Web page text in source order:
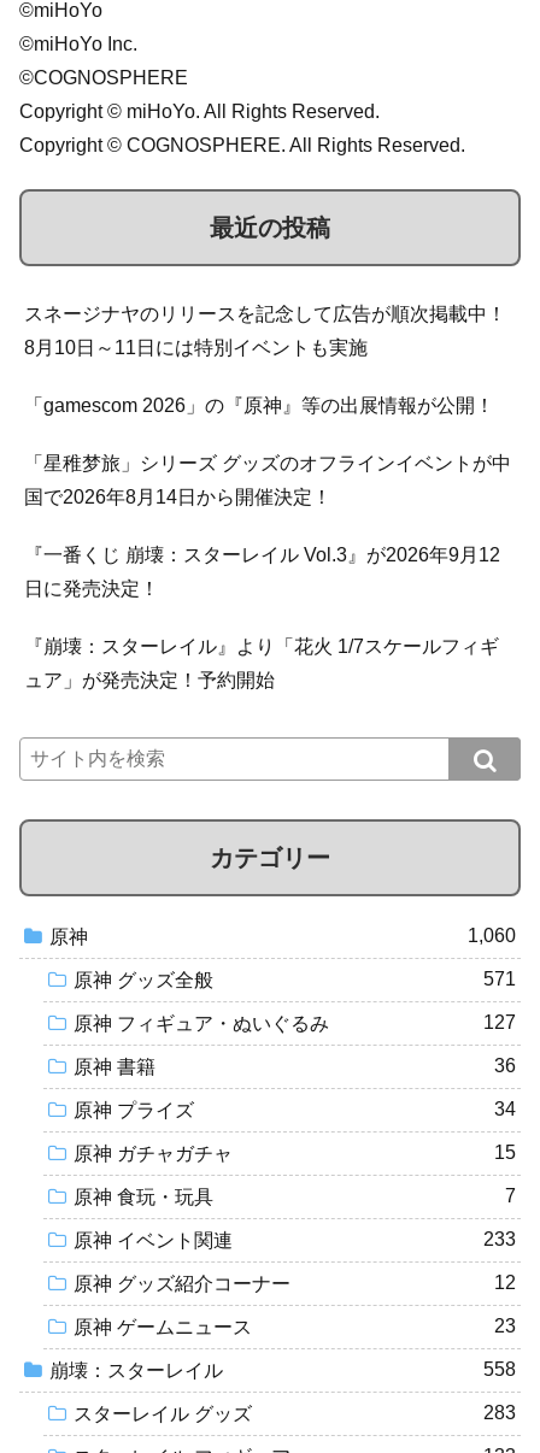
©miHoYo
©miHoYo Inc.
©COGNOSPHERE
Copyright © miHoYo. All Rights Reserved.
Copyright © COGNOSPHERE. All Rights Reserved.
最近の投稿
スネージナヤのリリースを記念して広告が順次掲載中！
8月10日～11日には特別イベントも実施
「gamescom 2026」の『原神』等の出展情報が公開！
「星稚梦旅」シリーズ グッズのオフラインイベントが中
国で2026年8月14日から開催決定！
『一番くじ 崩壊：スターレイル Vol.3』が2026年9月12
日に発売決定！
『崩壊：スターレイル』より「花火 1/7スケールフィギ
ュア」が発売決定！予約開始
カテゴリー
原神 1,060
原神 グッズ全般 571
原神 フィギュア・ぬいぐるみ 127
原神 書籍 36
原神 プライズ 34
原神 ガチャガチャ 15
原神 食玩・玩具 7
原神 イベント関連 233
原神 グッズ紹介コーナー 12
原神 ゲームニュース 23
崩壊：スターレイル 558
スターレイル グッズ 283